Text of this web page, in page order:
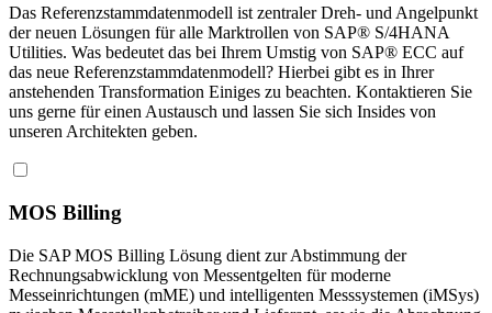
Das Referenzstammdatenmodell ist zentraler Dreh- und Angelpunkt
der neuen Lösungen für alle Marktrollen von SAP® S/4HANA
Utilities. Was bedeutet das bei Ihrem Umstig von SAP® ECC auf
das neue Referenzstammdatenmodell? Hierbei gibt es in Ihrer
anstehenden Transformation Einiges zu beachten. Kontaktieren Sie
uns gerne für einen Austausch und lassen Sie sich Insides von
unseren Architekten geben.
MOS Billing
Die SAP MOS Billing Lösung dient zur Abstimmung der
Rechnungsabwicklung von Messentgelten für moderne
Messeinrichtungen (mME) und intelligenten Messsystemen (iMSys)